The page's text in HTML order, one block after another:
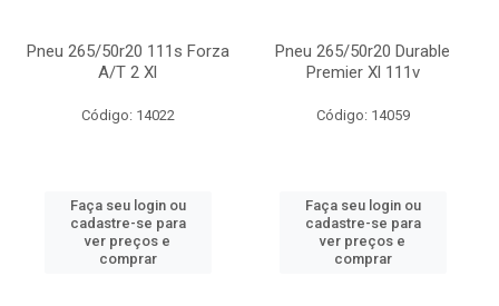
Pneu 265/50r20 111s Forza
A/T 2 Xl
Código: 14022
Faça seu login ou
cadastre-se para
ver preços e
comprar
Pneu 265/50r20 Durable
Premier Xl 111v
Código: 14059
Faça seu login ou
cadastre-se para
ver preços e
comprar